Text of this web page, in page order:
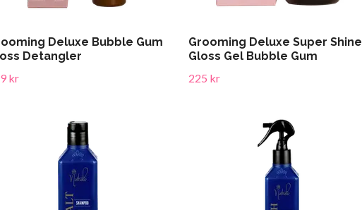
Deluxe Bubble Gum
Detangler
kr
Grooming Deluxe Super Shine
Gloss Gel Bubble Gum
225 kr